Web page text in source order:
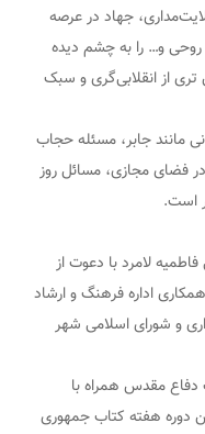
جهاد در عرصه
و… را به چشم دیده
از انقلابی‌گری و سبک
مانند جابر، مسئله حجاب
فضای مجازی، مسائل روز
است.
لامرد با دعوت از
اداره فرهنگ و ارشاد
و شورای اسلامی شهر
دفاع مقدس همراه با
دوره هفته کتاب جمهوری